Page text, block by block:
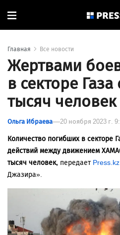
Главная Все новости
Жертвами
в секторе Газа
тысяч человек
Ольга Ибраева 20 ноября 2023 г.
Количество погибших в секторе
действий между движением
тысяч человек, передает Press.kz
Джазира».